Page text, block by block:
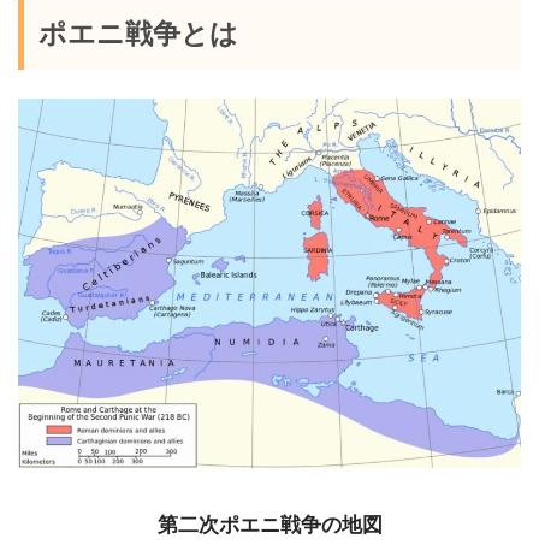
ポエニ戦争とは
第二次ポエニ戦争の地図